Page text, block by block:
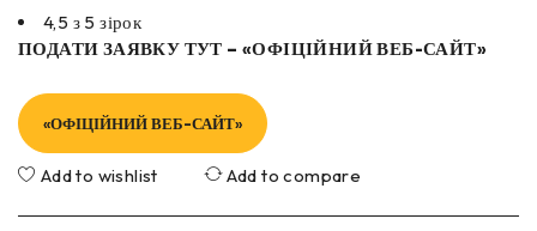
4,5 з 5 зірок
ПОДАТИ ЗАЯВКУ ТУТ – «ОФІЦІЙНИЙ ВЕБ-САЙТ»
«ОФІЦІЙНИЙ ВЕБ-САЙТ»
Add to wishlist Add to compare